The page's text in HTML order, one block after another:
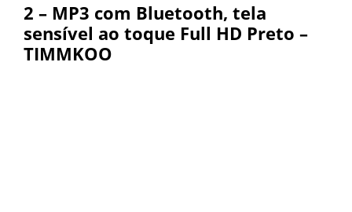
2 – MP3 com Bluetooth, tela
sensível ao toque Full HD Preto –
TIMMKOO